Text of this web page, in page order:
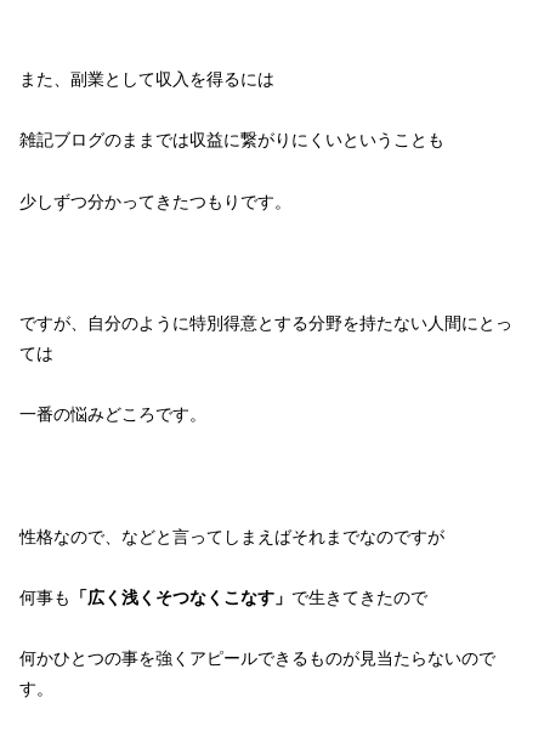
また、副業として収入を得るには
雑記ブログのままでは収益に繋がりにくいということも
少しずつ分かってきたつもりです。
ですが、自分のように特別得意とする分野を持たない人間にとっ
ては
一番の悩みどころです。
性格なので、などと言ってしまえばそれまでなのですが
何事も 「広く浅くそつなくこなす」 で生きてきたので
何かひとつの事を強くアピールできるものが見当たらないので
す。